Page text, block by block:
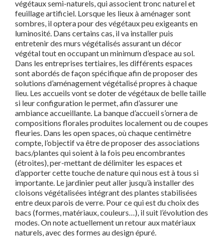
végétaux semi-naturels, qui associent tronc naturel et
feuillage artificiel. Lorsque les lieux à aménager sont
sombres, il optera pour des végétaux peu exigeants en
luminosité. Dans certains cas, il va installer puis
entretenir des murs végétalisés assurant un décor
végétal tout en occupant un minimum d’espace au sol.
Dans les entreprises tertiaires, les différents espaces
sont abordés de façon spécifique afin de proposer des
solutions d’aménagement végétalisé propres à chaque
lieu. Les accueils vont se doter de végétaux de belle taille
si leur configuration le permet, afin d’assurer une
ambiance accueillante. La banque d’accueil s’ornera de
compositions florales produites localement ou de coupes
fleuries. Dans les open spaces, où chaque centimètre
compte, l’objectif va être de proposer des associations
bacs/plantes qui soient à la fois peu encombrantes
(étroites), per-mettant de délimiter les espaces et
d’apporter cette touche de nature qui nous est à tous si
importante. Le jardinier peut aller jusqu’à installer des
cloisons végétalisées intégrant des plantes stabilisées
entre deux parois de verre. Pour ce qui est du choix des
bacs (formes, matériaux, couleurs…), il suit l’évolution des
modes. On note actuellement un retour aux matériaux
naturels, avec des formes au design épuré.